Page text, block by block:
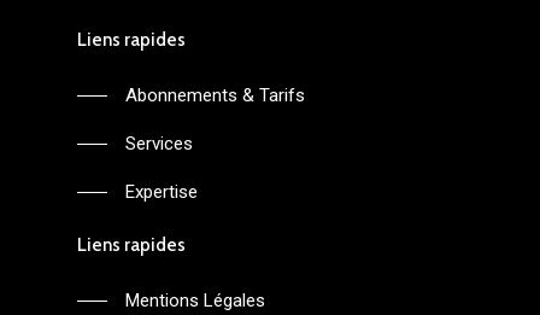
Liens rapides
Abonnements & Tarifs
Services
Expertise
Liens rapides
Mentions Légales